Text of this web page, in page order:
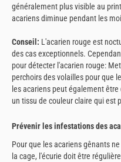
généralement plus visible au
acariens diminue pendant les
Conseil: L'acarien rouge est
des cas exceptionnels.
pour détecter l'acarien rouge:
perchoirs des volailles pour que
les acariens peut également
un tissu de couleur claire qui est
Prévenir les infestations des
Pour que les acariens gênants
la cage, l'écurie doit être